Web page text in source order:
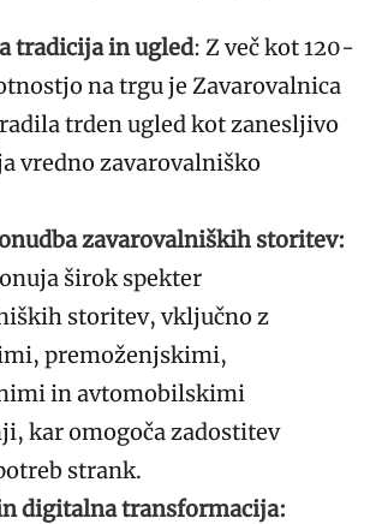
tradicija in ugled: Z več kot 120-
na trgu je Zavarovalnica
trden ugled kot zanesljivo
vredno zavarovalniško
zavarovalniških storitev:
širok spekter
storitev, vključno z
premoženjskimi,
in avtomobilskimi
kar omogoča zadostitev
strank.
digitalna transformacija: